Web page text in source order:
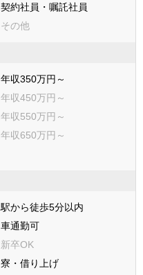
契約社員・嘱託社員
その他
年収350万円～
年収450万円～
年収550万円～
年収650万円～
駅から徒歩5分以内
車通勤可
新卒OK
寮・借り上げ